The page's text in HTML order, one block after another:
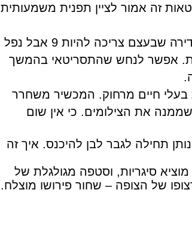
זה אמור לציין תפנית משמעותית
הגיבור ביציאתו מהדלת שם לב על ספרה 6 בצבע זהב של מספר הדירה שבעצם צריכה להיות 9 אבל נפל
אפשר לנחש שהתסריטאי בהמשך
חיים מרחוק. המכשיר משחרר
את הצילומים. כי אין שום
תחילה לגבר לבן להיכנס. איך זה
סיגריות, וסטפה מגולגלת של
של הצופה – שחור פירושו מוצלח.